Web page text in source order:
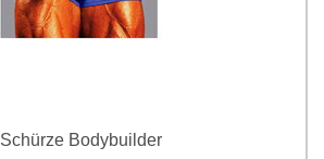
Schürze Bodybuilder